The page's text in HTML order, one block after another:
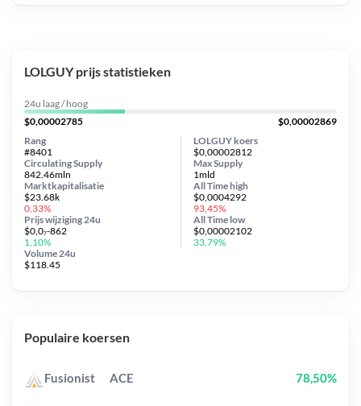
LOLGUY prijs statistieken
24u laag / hoog
$0,00002785
$0,00002869
LOLGUY koers
$0,00002812
Circulating Supply
842.46mln
Prijs wijziging 24u
$0,0₇-862
1,10%
Max Supply
1mld
Marktkapitalisatie
$23.68k
0,33%
Volume 24u
$118.45
Rang
#8401
All Timehigh
$0,0004292
93,45%
All Time low
$0,00002102
33,79%
Populaire koersen
Fusionist ACE 78,50%